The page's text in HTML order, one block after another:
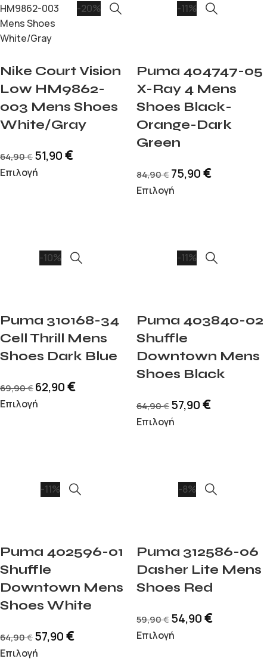
-20%
Nike Court Vision
Low HM9862-
003 Mens Shoes
White/Gray
64,90€ 51,90€
Επιλογή
-11%
Puma 404747-05
X-Ray 4 Mens
Shoes Black-
Orange-Dark
Green
84,90€ 75,90€
Επιλογή
-10%
Puma 310168-34
Cell Thrill Mens
Shoes Dark Blue
69,90€ 62,90€
Επιλογή
-11%
Puma 403840-02
Shuffle
Downtown Mens
Shoes Black
64,90€ 57,90€
Επιλογή
-11%
Puma 402596-01
Shuffle
Downtown Mens
Shoes White
64,90€ 57,90€
Επιλογή
-8%
Puma 312586-06
Dasher Lite Mens
Shoes Red
59,90€ 54,90€
Επιλογή